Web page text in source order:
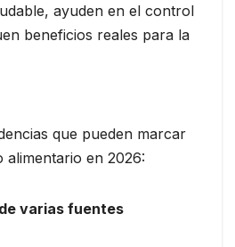
ayuden en el control
beneficios reales para la
que pueden marcar
alimentario en 2026:
varias fuentes